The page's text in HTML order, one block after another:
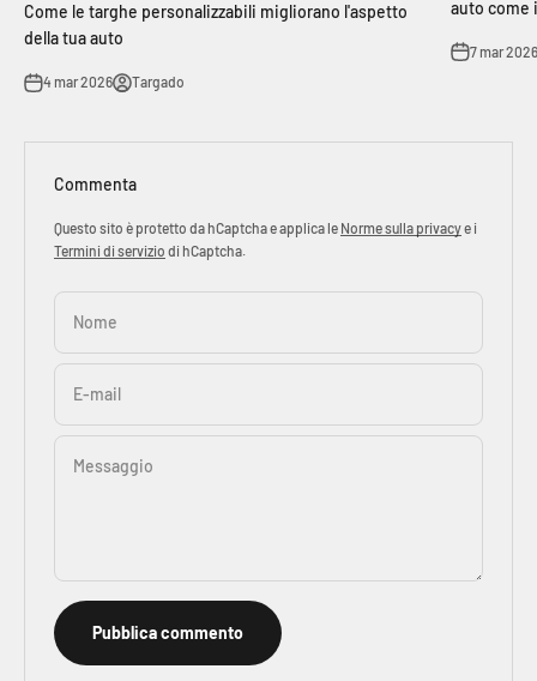
Come le targhe personalizzabili migliorano l'aspetto
della tua auto
4 mar 2026 Targado
auto come
7 mar 2026
Commenta
Questo sito è protetto da hCaptcha e applica le Norme sulla privacye i
Termini di servizio di hCaptcha.
Nome
E-mail
Messaggio
Pubblica commento